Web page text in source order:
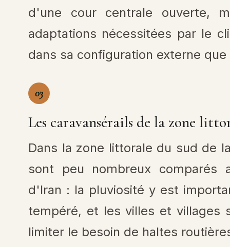
d'une cour centrale ouverte,
adaptations nécessitées par le
dans sa configuration externe
03
Les caravansérails de la zone
Dans la zone littorale du sud de
sont peu nombreux comparés
d'Iran : la pluviosité y est
tempéré, et les villes et villages
limiter le besoin de haltes